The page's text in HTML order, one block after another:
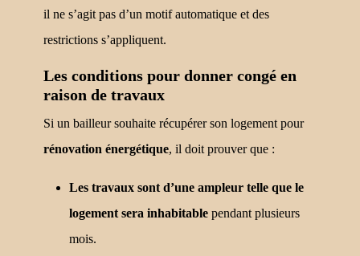
il ne s’agit pas d’un motif automatique et des
restrictions s’appliquent.
Les conditions pour donner congé en
raison de travaux
Si un bailleur souhaite récupérer son logement pour
rénovation énergétique, il doit prouver que :
Les travaux sont d’une ampleur telle que le
logement sera inhabitable pendant plusieurs
mois.